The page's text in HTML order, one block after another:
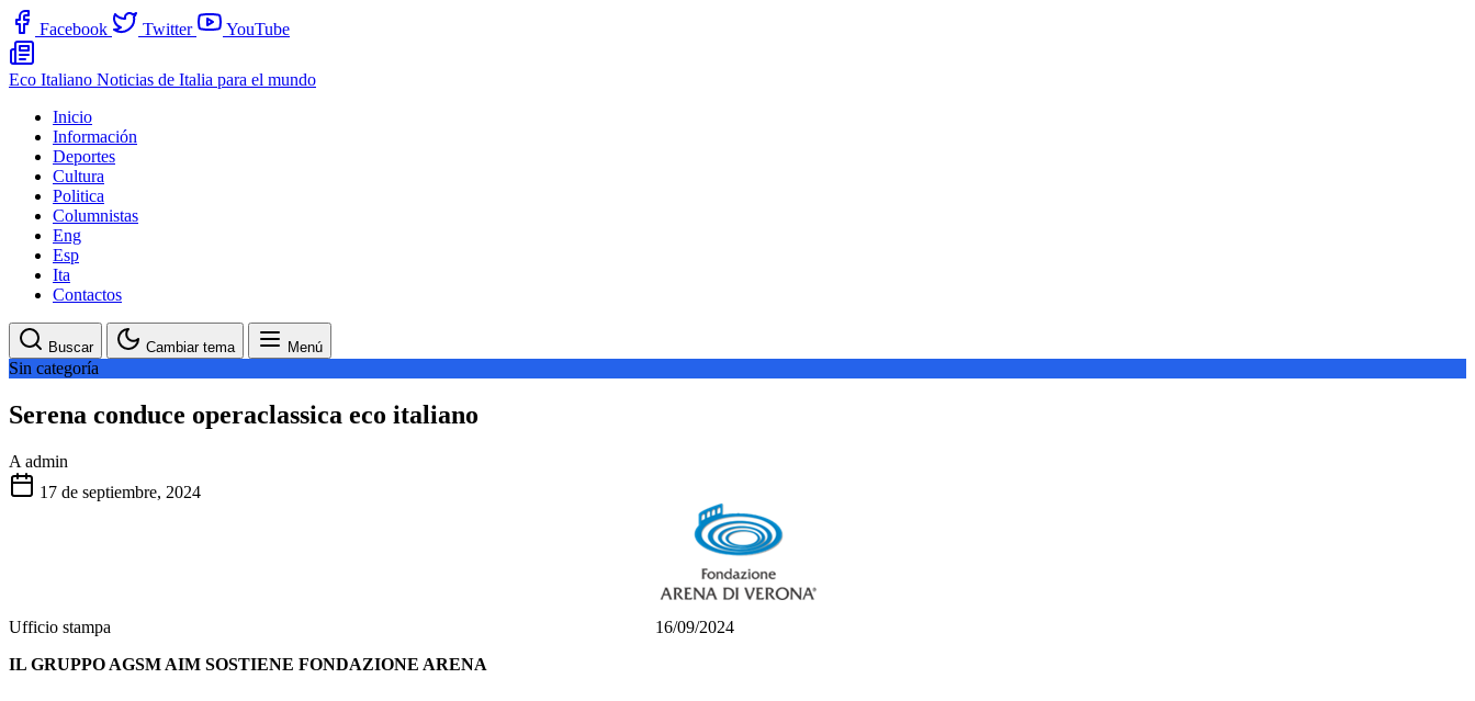
Facebook Twitter YouTube
Eco Italiano Noticias de Italia para el mundo
Inicio
Información
Deportes
Cultura
Politica
Columnistas
Eng
Esp
Ita
Contactos
Buscar Cambiar tema Menú
Sin categoría
Serena conduce operaclassica eco italiano
A admin
17 de septiembre, 2024
Ufficio stampa 16/09/2024
IL GRUPPO AGSM AIM SOSTIENE FONDAZIONE ARENA